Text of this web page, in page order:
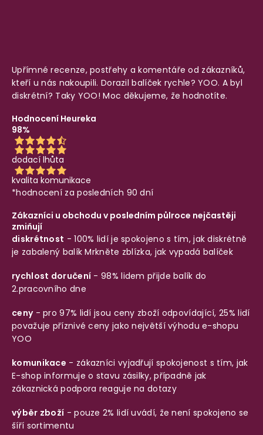
Upřímné recenze, postřehy a komentáře od zákazníků,
kteří u nás nakoupili. Dorazil balíček rychle? YOO. A byl
diskrétní? Taky YOO! Moc děkujeme, že hodnotíte.
Hodnocení Heureka
98%
dodací lhůta
kvalita komunikace
*hodnocení za posledních 90 dní
Zákazníci u obchodu v posledním půlroce nejčastěji
zmiňují
diskrétnost - 100% lidí je spokojeno s tím, jak diskrétně
je zabalený balíkMrkněte zblízka, jak vypadá balíček
rychlost doručení - 98% lidem přijde balík do
2.pracovního dne
ceny- pro 97% lidí jsou ceny zboží odpovídající, 25% lidí
považuje příznivé ceny jako největší výhodu e-shopu
YOO
komunikace - zákazníci vyjadřují spokojenost s tím, jak
E-shop informuje o stavu zásilky, případně jak
zákaznická podpora reaguje na dotazy
výběr zboží - pouze 2% lidí uvádí, že není spokojeno se
šíří sortimentu